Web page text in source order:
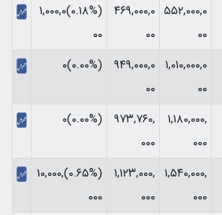
۵۵۲,۰۰۰,۰
۰۰
۴۶۹,۰۰۰,۰
۰۰
(‎۰.۱۸%‏)‎۱,۰۰۰,۰
۰۰‏
۱,۰۱۰,۰۰۰,۰
۰۰
۹۴۹,۰۰۰,۰
۰۰
(۰.۰۰%)۰
۱,۱۸۰,۰۰۰,
۰۰۰
۹۷۳,۷۶۰,
۰۰۰
(۰.۰۰%)۰
۱,۵۴۰,۰۰۰,
۰۰۰
۱,۱۲۳,۰۰۰,
۰۰۰
(‎۰.۶۵%‏)‎۱۰,۰۰۰,
۰۰۰‏